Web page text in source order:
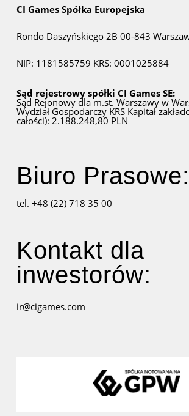
CI Games Spółka Europejska
Rondo Daszyńskiego 2B 00-843
NIP: 1181585759 KRS: 0001025884
Sąd rejestrowy spółki CI Games SE:
Sąd Rejonowy dla m.st. Warszawy w
Wydział Gospodarczy KRSKapitał
całości): 2.188.248,80 PLN
Biuro Prasowe:
tel. +48 (22) 718 35 00
Kontakt dla
inwestorów:
ir@cigames.com